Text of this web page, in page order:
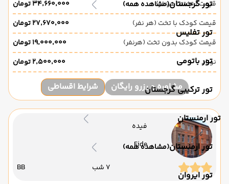
تور گرجستان(مشاهده همه)
تور تفلیس
تور باتومی
تور ترکیبی گرجستان
تور ارمنستان
تور ارمنستان(مشاهده همه)
تور ایروان
قیمت 1 تخته (هرنفر)
۳۴٬۶۶۰٬۰۰۰ تومان
قیمت کودک با تخت (هر نفر)
۲۷٬۶۷۰٬۰۰۰ تومان
قیمت کودک بدون تخت (هرنفر)
۱۹٬۰۰۰٬۰۰۰ تومان
نوزاد
۲٬۵۰۰٬۰۰۰ تومان
مشاوره و رزرو رایگان شرایط اقساطی
فیده
Fide
7 شب BB